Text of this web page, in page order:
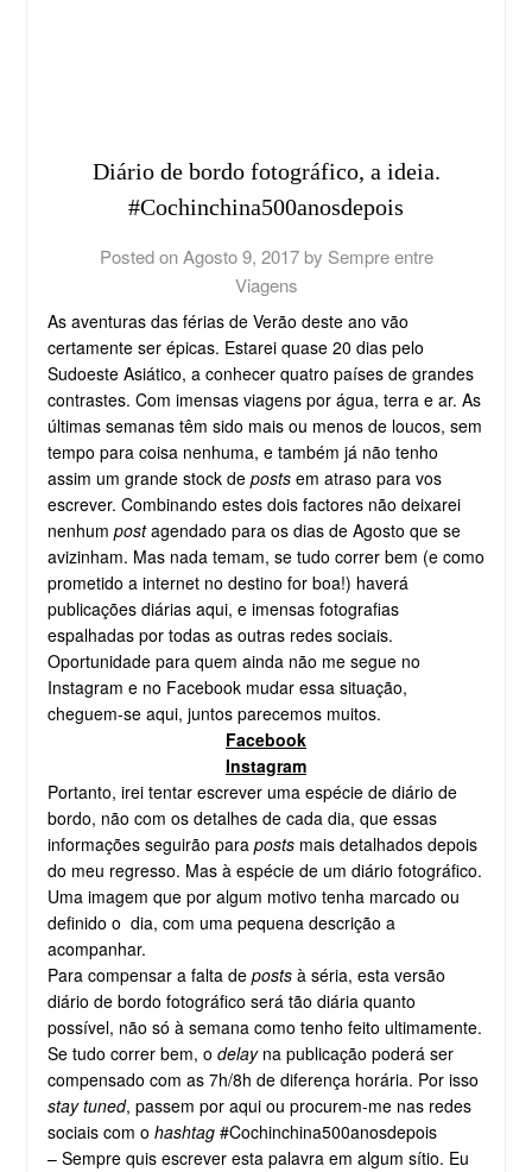
Diário de bordo fotográfico, a ideia.
#Cochinchina500anosdepois
Posted onAgosto 9, 2017by Sempre entre
Viagens
As aventuras das férias de Verão deste ano vão
certamente ser épicas. Estarei quase 20 dias pelo
Sudoeste Asiático, a conhecer quatro países de grandes
contrastes. Com imensas viagens por água, terra e ar. As
últimas semanas têm sido mais ou menos de loucos, sem
tempo para coisa nenhuma, e também já não tenho
assim um grande stock de postsem atraso para vos
escrever. Combinando estes dois factores não deixarei
nenhum postagendado para os dias de Agosto que se
avizinham. Mas nada temam, se tudo correr bem (e como
prometido a internet no destino for boa!) haverá
publicações diárias aqui, e imensas fotografias
espalhadas por todas as outras redes sociais.
Oportunidade para quem ainda não me segue no
Instagram e no Facebook mudar essa situação,
cheguem-se aqui, juntos parecemos muitos.
Facebook
Instagram
Portanto, irei tentar escrever uma espécie de diário de
bordo, não com os detalhes de cada dia, que essas
informações seguirão para postsmais detalhados depois
do meu regresso. Mas à espécie de um diário fotográfico.
Uma imagem que por algum motivo tenha marcado ou
definido o dia, com uma pequena descrição a
acompanhar.
Para compensar a falta de postsà séria, esta versão
diário de bordo fotográfico será tão diária quanto
possível, não só à semana como tenho feito ultimamente.
Se tudo correr bem, o delayna publicação poderá ser
compensado com as 7h/8h de diferença horária. Por isso
stay tuned, passem por aqui ou procurem-me nas redes
sociais com o hashtag#Cochinchina500anosdepois
– Sempre quis escrever esta palavra em algum sítio. Eu